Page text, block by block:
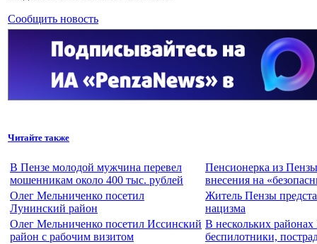
Сообщить новость
Читайте также
В Пензе молодой мужчина перевел
мошенникам около 400 тыс. рублей
Пенсионерка из
внесения на
Олег Мельниченко посетил
Лунинский район
Житель Пензы
нацизма
Олег Мельниченко посетил Иссинский
район с рабочим визитом
В нескольких
беспилотники,